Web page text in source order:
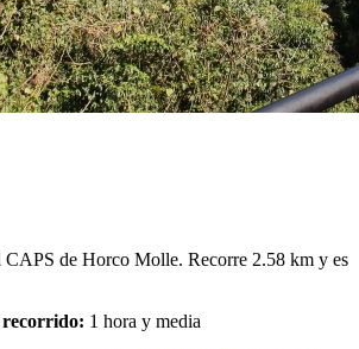
CAPS de Horco Molle. Recorre 2.58 km y es
recorrido: 1 hora y media